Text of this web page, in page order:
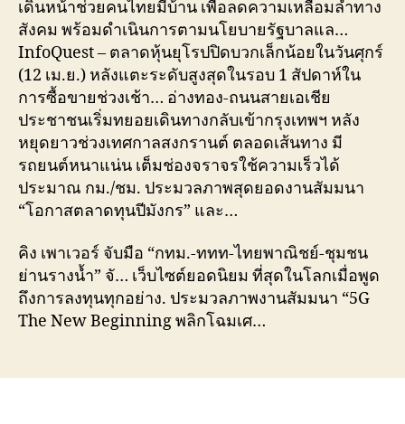
เดินหน้าช่วยคนไทยมีบ้าน เพื่อลดความเหลื่อมล้ำทาง
สังคม พร้อมดำเนินการตามนโยบายรัฐบาลแล…
InfoQuest – ตลาดหุ้นยุโรปปิดบวกเล็กน้อยในวันศุกร์
(12 เม.ย.) หลังแตะระดับสูงสุดในรอบ 1 สัปดาห์ใน
การซื้อขายช่วงเช้า… อ่างทอง-ถนนสายเอเชีย
ประชาชนเริ่มทยอยเดินทางกลับเข้ากรุงเทพฯ หลัง
หยุดยาวช่วงเทศกาลสงกรานต์ ตลอดเส้นทาง มี
รถยนต์หนาแน่น เต็มช่องจราจรใช้ความเร็วได้
ประมาณ กม./ชม. ประมวลภาพสุดยอดงานสัมมนา
“โอกาสตลาดทุนปีมังกร” และ…
คิง เพาเวอร์ จับมือ “กทม.-ททท-ไทยพาณิชย์-ชุมชน
ย่านรางน้ำ” จั… เว็บไซต์ยอดนิยม ที่สุดในโลกเมื่อพูด
ถึงการลงทุนทุกอย่าง. ประมวลภาพงานสัมมนา “5G
The New Beginning พลิกโฉมเศ…